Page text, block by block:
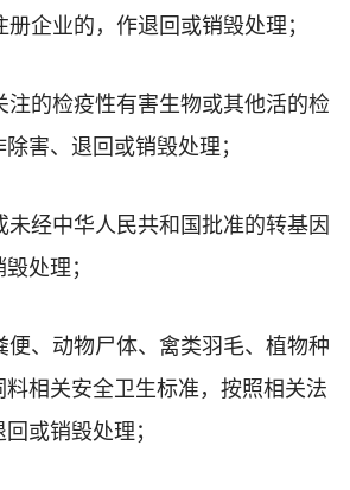
企业的，作退回或销毁处理；
注的检疫性有害生物或其他活的检
害、退回或销毁处理；
未经中华人民共和国批准的转基因
处理；
便、动物尸体、禽类羽毛、植物种
相关安全卫生标准，按照相关法
或销毁处理；